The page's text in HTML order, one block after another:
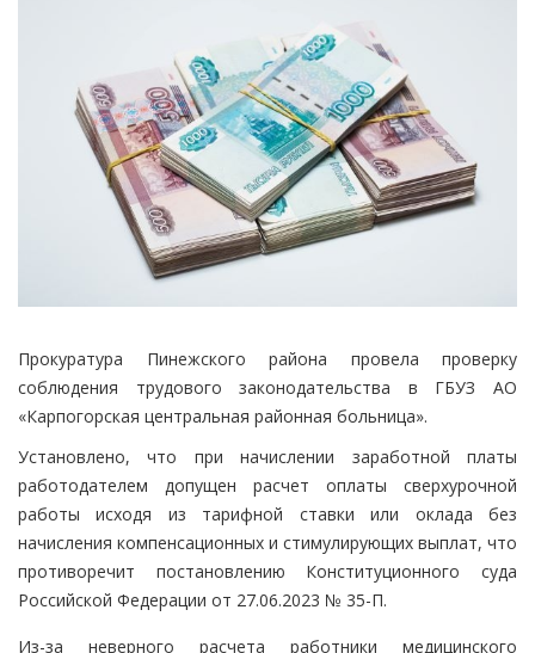
Прокуратура Пинежского района провела проверку
соблюдения трудового законодательства в ГБУЗ АО
«Карпогорская центральная районная больница».
Установлено, что при начислении заработной платы
работодателем допущен расчет оплаты сверхурочной
работы исходя из тарифной ставки или оклада без
начисления компенсационных и стимулирующих выплат, что
противоречит постановлению Конституционного суда
Российской Федерации от 27.06.2023 № 35-П.
Из-за неверного расчета работники медицинского